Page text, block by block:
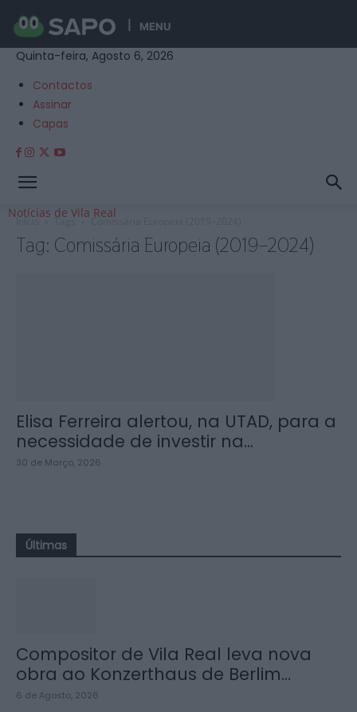
MENU
Quinta-feira, Agosto 6, 2026
Contactos
Assinar
Capas
Notícias de Vila Real
Início Tags Comissária Europeia (2019–2024)
Tag: Comissária Europeia (2019–2024)
Elisa Ferreira alertou, na UTAD, para a
necessidade de investir na...
30 de Março, 2026
Últimas
Compositor de Vila Real leva nova
obra ao Konzerthaus de Berlim...
6 de Agosto, 2026